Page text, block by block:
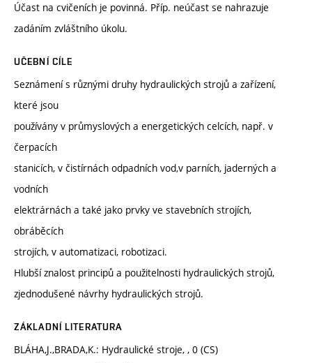
Účast na cvičeních je povinná. Příp. neúčast se nahrazuje
zadáním zvláštního úkolu.
UČEBNÍ CÍLE
Seznámení s různými druhy hydraulických strojů a zařízení,
které jsou
používány v průmyslových a energetických celcích, např. v
čerpacích
stanicích, v čistírnách odpadních vod,v parních, jaderných a
vodních
elektrárnách a také jako prvky ve stavebních strojích,
obráběcích
strojích, v automatizaci, robotizaci.
Hlubší znalost principů a použitelnosti hydraulických strojů,
zjednodušené návrhy hydraulických strojů.
ZÁKLADNÍ LITERATURA
BLÁHA,J.,BRADA,K.: Hydraulické stroje, , 0 (CS)